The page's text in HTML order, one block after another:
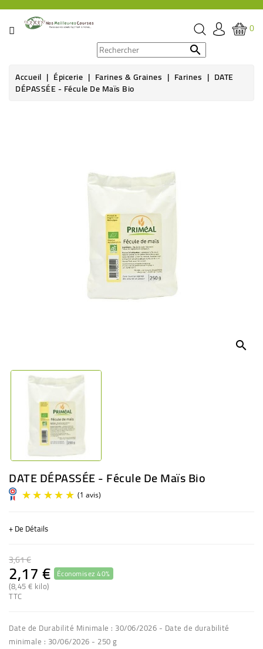
CATÉGORIE
ÉPICERIE
0

Accueil Épicerie Farines & Graines Farines DATE
DÉPASSÉE - Fécule De Maïs Bio
search
DATE DÉPASSÉE - Fécule De Maïs Bio
(1 avis)
+ De Détails
3,61 €
2,17 € Économisez 40%
(8,45 € kilo)
TTC
Date de Durabilité Minimale : 30/06/2026 - Date de durabilité
minimale : 30/06/2026 - 250 g